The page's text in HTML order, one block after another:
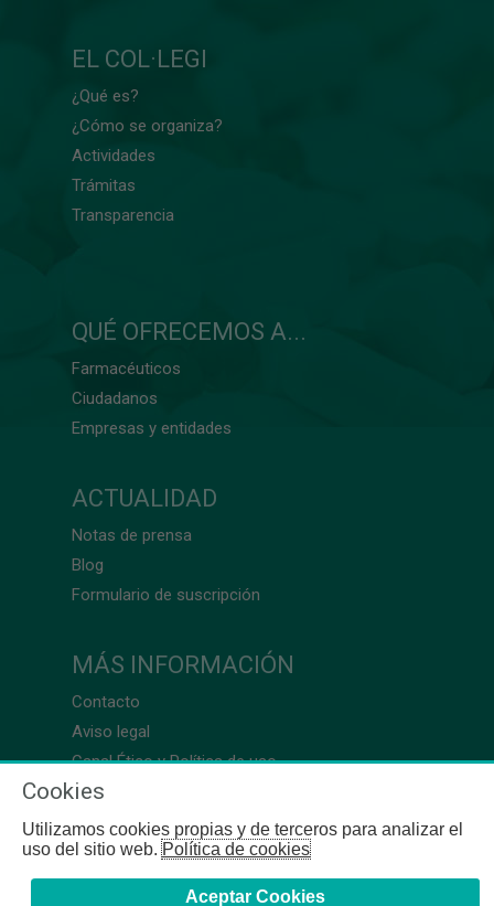
EL COL·LEGI
¿Qué es?
¿Cómo se organiza?
Actividades
Trámitas
Transparencia
QUÉ OFRECEMOS A...
Farmacéuticos
Ciudadanos
Empresas y entidades
ACTUALIDAD
Notas de prensa
Blog
Formulario de suscripción
MÁS INFORMACIÓN
Contacto
Aviso legal
Canal Ético y Política de uso
Cookies
Utilizamos cookies propias y de terceros para analizar el
uso del sitio web.Política de cookies
Aceptar Cookies